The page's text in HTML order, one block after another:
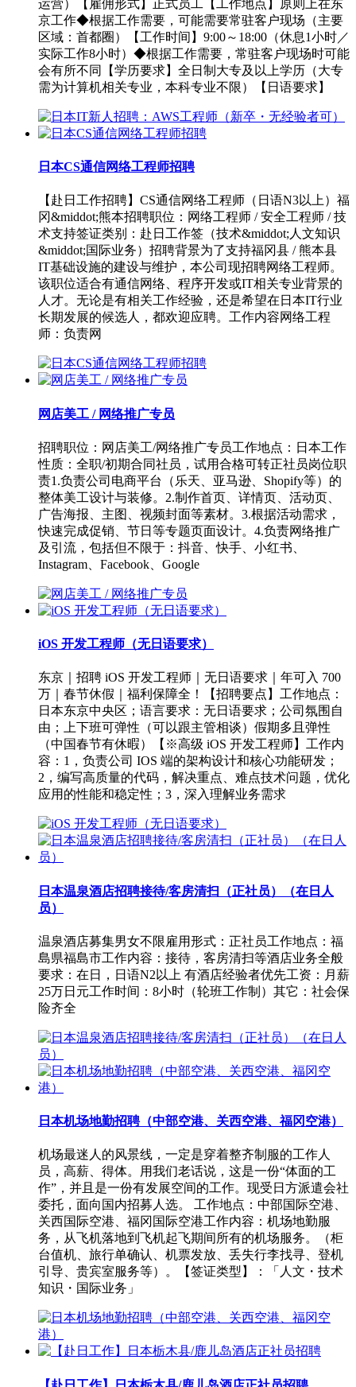
运营）【雇佣形式】正式员工【工作地点】原则上在东
京工作◆根据工作需要，可能需要常驻客户现场（主要
区域：首都圈）【工作时间】9:00～18:00（休息1小时／
实际工作8小时）◆根据工作需要，常驻客户现场时可能
会有所不同【学历要求】全日制大专及以上学历（大专
需为计算机相关专业，本科专业不限）【日语要求】
日本CS通信网络工程师招聘
【赴日工作招聘】CS通信网络工程师（日语N3以上）福
冈&middot;熊本招聘职位：网络工程师 / 安全工程师 / 技
术支持签证类别：赴日工作签（技术&middot;人文知识
&middot;国际业务）招聘背景为了支持福冈县 / 熊本县
IT基础设施的建设与维护，本公司现招聘网络工程师。
该职位适合有通信网络、程序开发或IT相关专业背景的
人才。无论是有相关工作经验，还是希望在日本IT行业
长期发展的候选人，都欢迎应聘。工作内容网络工程
师：负责网
网店美工 / 网络推广专员
招聘职位：网店美工/网络推广专员工作地点：日本工作
性质：全职/初期合同社员，试用合格可转正社员岗位职
责1.负责公司电商平台（乐天、亚马逊、Shopify等）的
整体美工设计与装修。2.制作首页、详情页、活动页、
广告海报、主图、视频封面等素材。3.根据活动需求，
快速完成促销、节日等专题页面设计。4.负责网络推广
及引流，包括但不限于：抖音、快手、小红书、
Instagram、Facebook、Google
iOS 开发工程师（无日语要求）
东京｜招聘 iOS 开发工程师｜无日语要求｜年可入 700
万｜春节休假｜福利保障全！【招聘要点】工作地点：
日本东京中央区；语言要求：无日语要求；公司氛围自
由；上下班可弹性（可以跟主管相谈）假期多且弹性
（中国春节有休暇）【※高级 iOS 开发工程师】工作内
容：1，负责公司 IOS 端的架构设计和核心功能研发；
2，编写高质量的代码，解决重点、难点技术问题，优化
应用的性能和稳定性；3，深入理解业务需求
日本温泉酒店招聘接待/客房清扫（正社员）（在日人
员）
温泉酒店募集男女不限雇用形式：正社员工作地点：福
島県福島市工作内容：接待，客房清扫等酒店业务全般
要求：在日，日语N2以上 有酒店经验者优先工资：月薪
25万日元工作时间：8小时（轮班工作制）其它：社会保
险齐全
日本机场地勤招聘（中部空港、关西空港、福冈空港）
机场最迷人的风景线，一定是穿着整齐制服的工作人
员，高薪、得体。用我们老话说，这是一份“体面的工
作”，并且是一份有发展空间的工作。现受日方派遣会社
委托，面向国内招募人选。 工作地点：中部国际空港、
关西国际空港、福冈国际空港工作内容：机场地勤服
务，从飞机落地到飞机起飞期间所有的机场服务。（柜
台值机、旅行单确认、机票发放、丢失行李找寻、登机
引导、贵宾室服务等）。【签证类型】：「人文・技术
知识・国际业务」